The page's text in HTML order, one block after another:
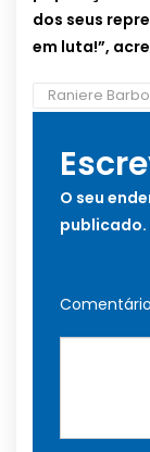
dos seus
em luta!”,
Raniere
O seu
publicado.
Comentário